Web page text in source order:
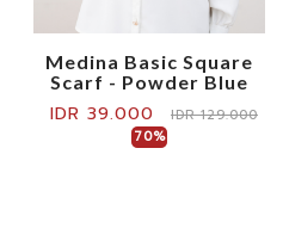
Medina Basic Square
Scarf - Powder Blue
IDR 39.000
IDR 129.000
70%